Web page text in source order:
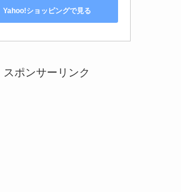
Yahoo!ショッピングで見る
スポンサーリンク